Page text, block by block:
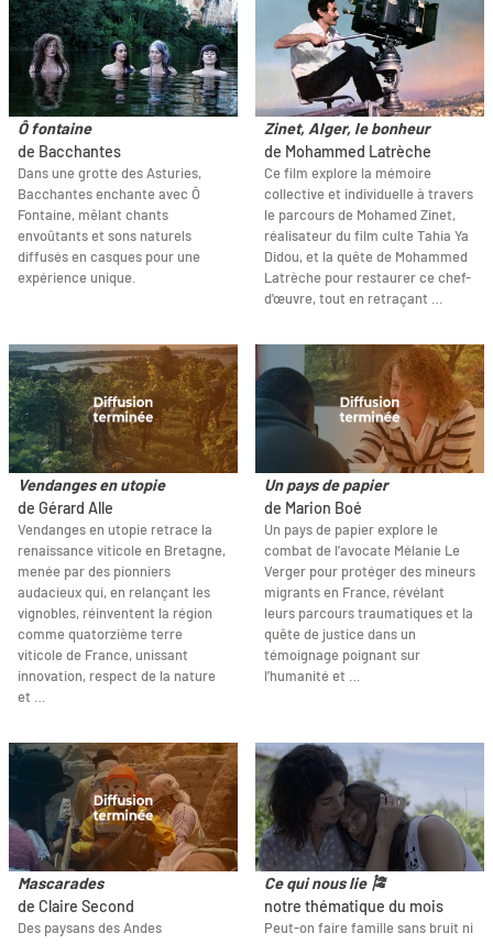
Ô fontaine
de Bacchantes
Dans une grotte des Asturies,
Bacchantes enchante avec Ô
Fontaine, mêlant chants
envoûtants et sons naturels
diffusés en casques pour une
expérience unique.
Zinet, Alger, le bonheur
de Mohammed Latrèche
Ce film explore la mémoire
collective et individuelle à travers
le parcours de Mohamed Zinet,
réalisateur du film culte Tahia Ya
Didou, et la quête de Mohammed
Latrèche pour restaurer ce chef-
d'œuvre, tout en retraçant …
Vendanges en utopie
de Gérard Alle
Vendanges en utopie retrace la
renaissance viticole en Bretagne,
menée par des pionniers
audacieux qui, en relançant les
vignobles, réinventent la région
comme quatorzième terre
viticole de France, unissant
innovation, respect de la nature
et …
Un pays de papier
de Marion Boé
Un pays de papier explore le
combat de l’avocate Mélanie Le
Verger pour protéger des mineurs
migrants en France, révélant
leurs parcours traumatiques et la
quête de justice dans un
témoignage poignant sur
l’humanité et …
Mascarades
de Claire Second
Des paysans des Andes
Ce qui nous lie 🎏
notre thématique du mois
Peut-on faire famille sans bruit ni